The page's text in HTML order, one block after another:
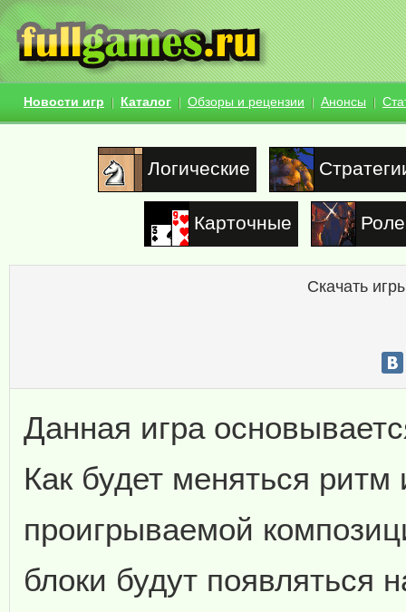
Новости игр Каталог Обзоры и рецензии Анонсы
Логические
Карточные
Скачать
Данная игра
Как будет меняться ритм
проигрываемой
блоки будут появляться